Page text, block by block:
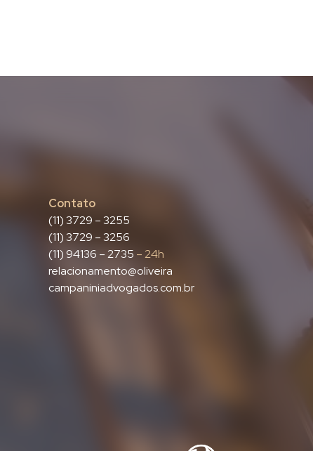
Contato
(11) 3729 – 3255
(11) 3729 – 3256
(11) 94136 – 2735 – 24h
relacionamento@oliveira
campaniniadvogados.com.br